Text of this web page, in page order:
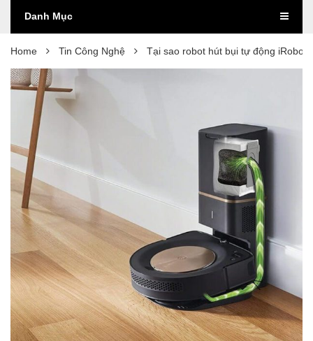
Danh Mục
Home Tin Công Nghệ Tại sao robot hút bụi tự động iRobot